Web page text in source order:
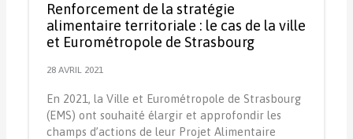
Renforcement de la stratégie
alimentaire territoriale : le cas de la ville
et Eurométropole de Strasbourg
28 AVRIL 2021
En 2021, la Ville et Eurométropole de Strasbourg
(EMS) ont souhaité élargir et approfondir les
champs d’actions de leur Projet Alimentaire